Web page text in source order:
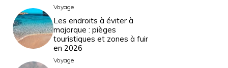
Voyage
Les endroits à éviter à
majorque : pièges
touristiques et zones à fuir
en 2026
Voyage